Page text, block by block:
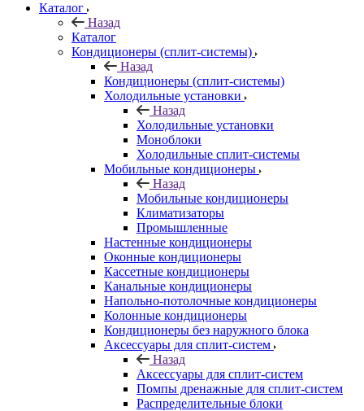
Каталог
Назад
Каталог
Кондиционеры (сплит-системы)
Назад
Кондиционеры (сплит-системы)
Холодильные установки
Назад
Холодильные установки
Моноблоки
Холодильные сплит-системы
Мобильные кондиционеры
Назад
Мобильные кондиционеры
Климатизаторы
Промышленные
Настенные кондиционеры
Оконные кондиционеры
Кассетные кондиционеры
Канальные кондиционеры
Напольно-потолочные кондиционеры
Колонные кондиционеры
Кондиционеры без наружного блока
Аксессуары для сплит-систем
Назад
Аксессуары для сплит-систем
Помпы дренажные для сплит-систем
Распределительные блоки